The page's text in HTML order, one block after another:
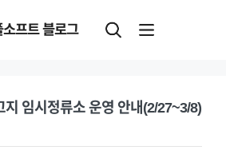
소프트 블로그
지 임시정류소 운영 안내(2/27~3/8)